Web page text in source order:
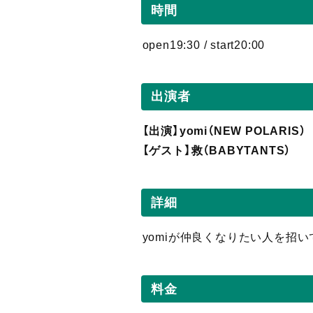
時間
open19:30 / start20:00
出演者
【出演】yomi（NEW POLARIS）
【ゲスト】救（BABYTANTS）
詳細
yomiが仲良くなりたい人を招い
料金